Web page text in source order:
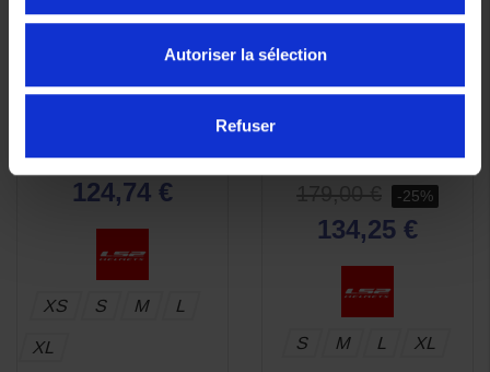
Autoriser la sélection
Refuser
Casque LS2 OF603
189,00 € -34%
124,74 €
XS S M L
XL
LS2 OF618 Verso II air
Navy Bleu Mat – Casque
Moto Jet Urbain, Léger et
Sécurisé
-25%
134,25 €
S M L XL